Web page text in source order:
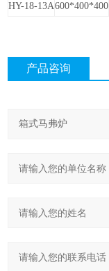
HY-18-13A600*400*400
产品咨询